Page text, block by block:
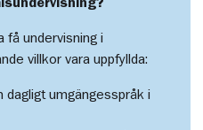
få undervisning i
villkor vara uppfyllda:
dagligt umgängesspråk i